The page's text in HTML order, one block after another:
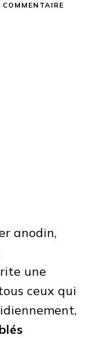
anodin,
une
ceux qui